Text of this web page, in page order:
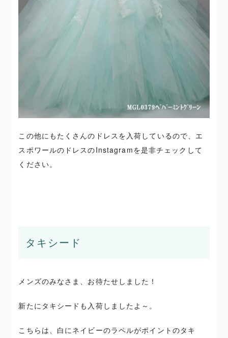
この他にもたくさんのドレスを入荷しているので、エ
スポワールのドレスのInstagramを是非チェックして
ください。
タキシード
メンズのみなさま、お待たせしました！
新たにタキシードも入荷しましたよ～。
こちらは、白にネイビーのラペルがポイントのタキ